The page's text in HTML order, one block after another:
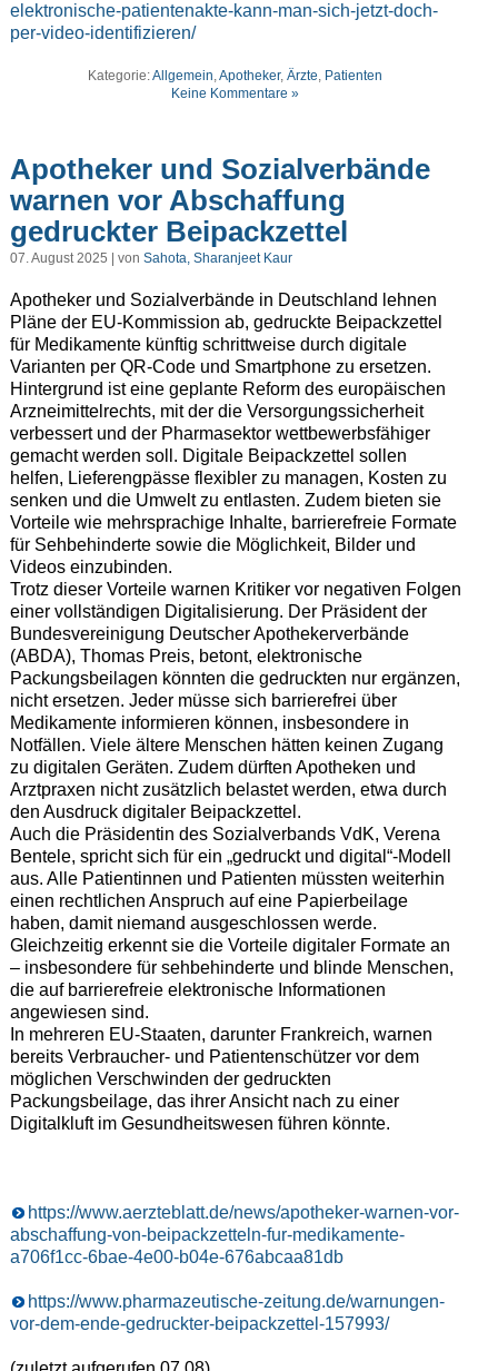
elektronische-patientenakte-kann-man-sich-jetzt-doch-
per-video-identifizieren/
Kategorie:Allgemein,Apotheker,Ärzte, Patienten
Keine Kommentare »
Apotheker und Sozialverbände
warnen vor Abschaffung
gedruckter Beipackzettel
07. August 2025 | von Sahota, Sharanjeet Kaur
Apotheker und Sozialverbände in Deutschland lehnen
Pläne der EU-Kommission ab, gedruckte Beipackzettel
für Medikamente künftig schrittweise durch digitale
Varianten per QR-Code und Smartphone zu ersetzen.
Hintergrund ist eine geplante Reform des europäischen
Arzneimittelrechts, mit der die Versorgungssicherheit
verbessert und der Pharmasektor wettbewerbsfähiger
gemacht werden soll. Digitale Beipackzettel sollen
helfen, Lieferengpässe flexibler zu managen, Kosten zu
senken und die Umwelt zu entlasten. Zudem bieten sie
Vorteile wie mehrsprachige Inhalte, barrierefreie Formate
für Sehbehinderte sowie die Möglichkeit, Bilder und
Videos einzubinden.
Trotz dieser Vorteile warnen Kritiker vor negativen Folgen
einer vollständigen Digitalisierung. Der Präsident der
Bundesvereinigung Deutscher Apothekerverbände
(ABDA), Thomas Preis, betont, elektronische
Packungsbeilagen könnten die gedruckten nur ergänzen,
nicht ersetzen. Jeder müsse sich barrierefrei über
Medikamente informieren können, insbesondere in
Notfällen. Viele ältere Menschen hätten keinen Zugang
zu digitalen Geräten. Zudem dürften Apotheken und
Arztpraxen nicht zusätzlich belastet werden, etwa durch
den Ausdruck digitaler Beipackzettel.
Auch die Präsidentin des Sozialverbands VdK, Verena
Bentele, spricht sich für ein „gedruckt und digital“-Modell
aus. Alle Patientinnen und Patienten müssten weiterhin
einen rechtlichen Anspruch auf eine Papierbeilage
haben, damit niemand ausgeschlossen werde.
Gleichzeitig erkennt sie die Vorteile digitaler Formate an
– insbesondere für sehbehinderte und blinde Menschen,
die auf barrierefreie elektronische Informationen
angewiesen sind.
In mehreren EU-Staaten, darunter Frankreich, warnen
bereits Verbraucher- und Patientenschützer vor dem
möglichen Verschwinden der gedruckten
Packungsbeilage, das ihrer Ansicht nach zu einer
Digitalkluft im Gesundheitswesen führen könnte.
https://www.aerzteblatt.de/news/apotheker-warnen-vor-
abschaffung-von-beipackzetteln-fur-medikamente-
a706f1cc-6bae-4e00-b04e-676abcaa81db
https://www.pharmazeutische-zeitung.de/warnungen-
vor-dem-ende-gedruckter-beipackzettel-157993/